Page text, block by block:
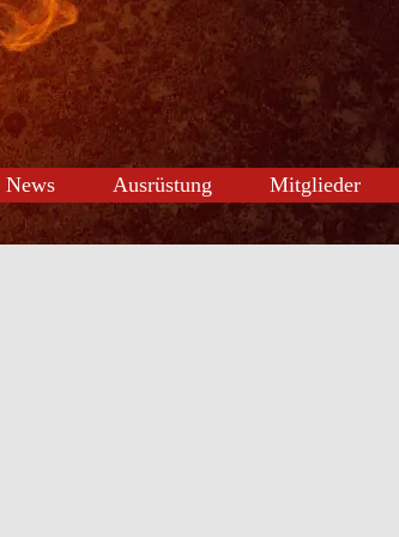
News Ausrüstung Mitglieder